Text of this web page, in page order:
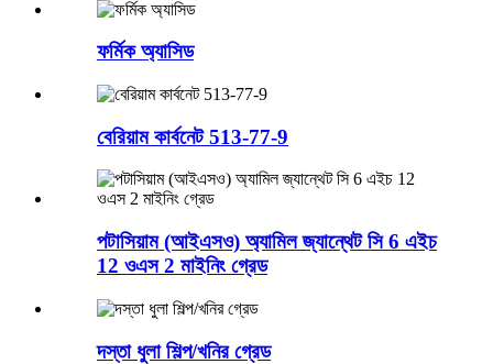
ফর্মিক অ্যাসিড
বেরিয়াম কার্বনেট 513-77-9
পটাসিয়াম (আইএসও) অ্যামিল জ্যান্থেট সি 6 এইচ
12 ওএস 2 মাইনিং গ্রেড
দস্তা ধুলা শিল্প/খনির গ্রেড